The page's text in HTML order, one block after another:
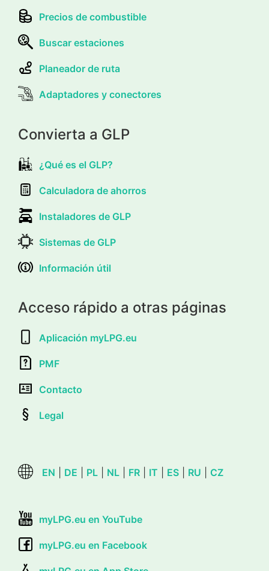
Precios de combustible
Buscar estaciones
Planeador de ruta
Adaptadores y conectores
Convierta a GLP
¿Qué es el GLP?
Calculadora de ahorros
Instaladores de GLP
Sistemas de GLP
Información útil
Acceso rápido a otras páginas
Aplicación myLPG.eu
PMF
Contacto
Legal
EN DE PL NL FR IT ES RU CZ
myLPG.eu en YouTube
myLPG.eu en Facebook